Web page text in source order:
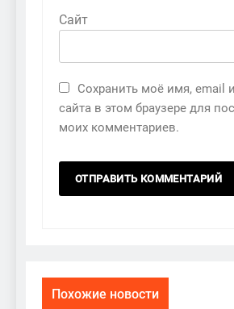
Сайт
Сохранить моё имя, email
сайта в этом браузере для
моих комментариев.
Похожие новости